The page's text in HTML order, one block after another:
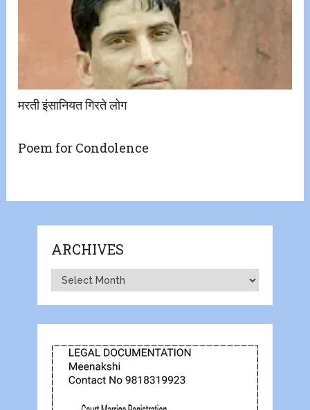
मरती इंसानियत गिरते लोग
Poem for Condolence
ARCHIVES
Archives